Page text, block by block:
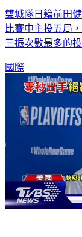
雙城隊日籍前田
比賽中主投五局
三振次數最多的投
國際